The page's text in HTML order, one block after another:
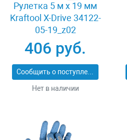
Рулетка 5 м x 19 мм
Kraftool X-Drive 34122-
05-19_z02
406 руб.
Сообщить о поступлении
Нет в наличии